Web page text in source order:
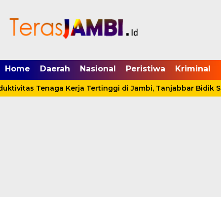
Home Daerah Nasional Peristiwa Kriminal
Tenaga Kerja Tertinggi di Jambi, Tanjabbar Bidik